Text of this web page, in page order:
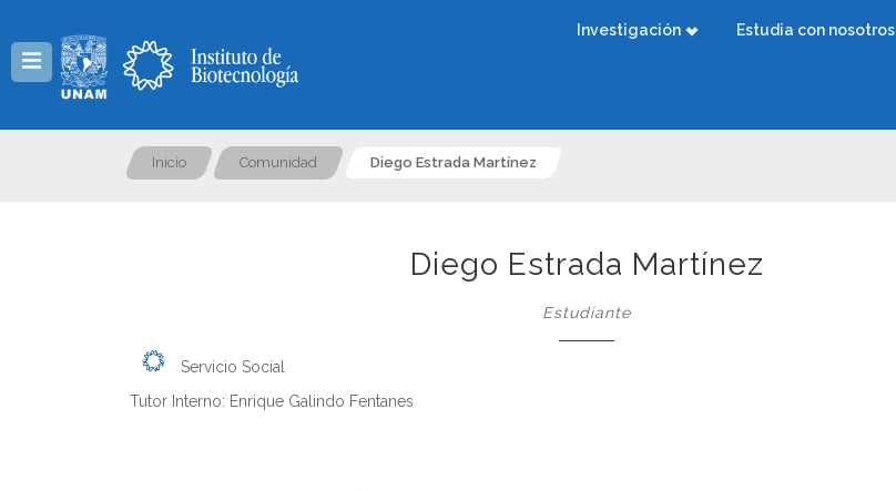
Investigación Estudia con nosotros
Inicio Comunidad Diego Estrada Martínez
Diego Estrada Martínez
Estudiante
Servicio Social
Tutor Interno: Enrique Galindo Fentanes